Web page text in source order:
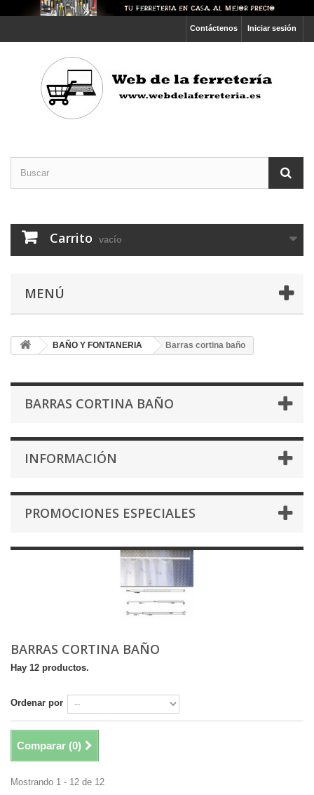
Iniciar sesión
Contáctenos
Carrito vacío
MENÚ
BAÑO Y FONTANERIA Barras cortina baño
BARRAS CORTINA BAÑO
INFORMACIÓN
PROMOCIONES ESPECIALES
BARRAS CORTINA BAÑO
Hay 12 productos.
Ordenar por
Comparar (0)
Mostrando 1 - 12 de 12